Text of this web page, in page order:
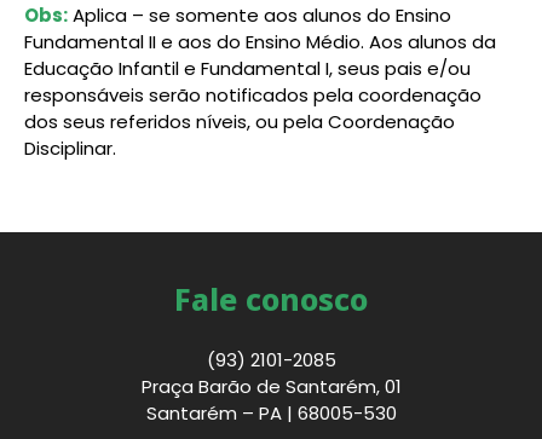
Obs:Aplica – se somente aos alunos do Ensino
Fundamental II e aos do Ensino Médio. Aos alunos da
Educação Infantil e Fundamental I, seus pais e/ou
responsáveis serão notificados pela coordenação
dos seus referidos níveis, ou pela Coordenação
Disciplinar.
Fale conosco
(93) 2101-2085
Praça Barão de Santarém, 01
Santarém – PA | 68005-530